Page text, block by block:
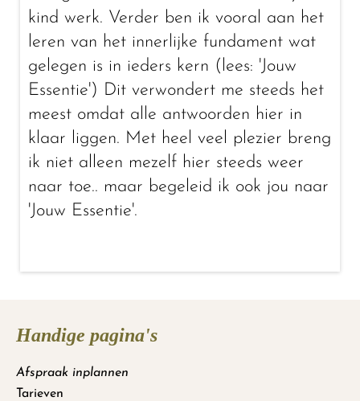
kind werk. Verder ben ik vooral aan het
leren van het innerlijke fundament wat
gelegen is in ieders kern (lees: 'Jouw
Essentie') Dit verwondert me steeds het
meest omdat alle antwoorden hier in
klaar liggen. Met heel veel plezier breng
ik niet alleen mezelf hier steeds weer
naar toe.. maar begeleid ik ook jou naar
'Jouw Essentie'.
Handige pagina's
Afspraak inplannen
Tarieven